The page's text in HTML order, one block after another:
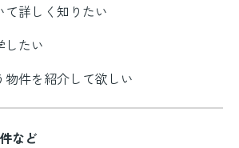
て詳しく知りたい
したい
件を紹介して欲しい
など